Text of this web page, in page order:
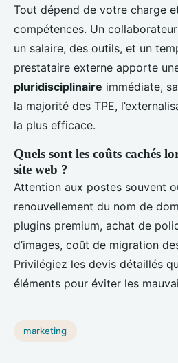
Tout dépend de votre charge
compétences. Un
un salaire, des outils, et un
prestataire externe apporte
pluridisciplinaire immédiate,
la majorité des TPE,
la plus efficace.
Quels sont les coûts cachés
site web ?
Attention aux postes souvent
renouvellement du nom de
plugins premium, achat de
d’images, coût de migration
Privilégiez les devis détaillés
éléments pour éviter les
marketing